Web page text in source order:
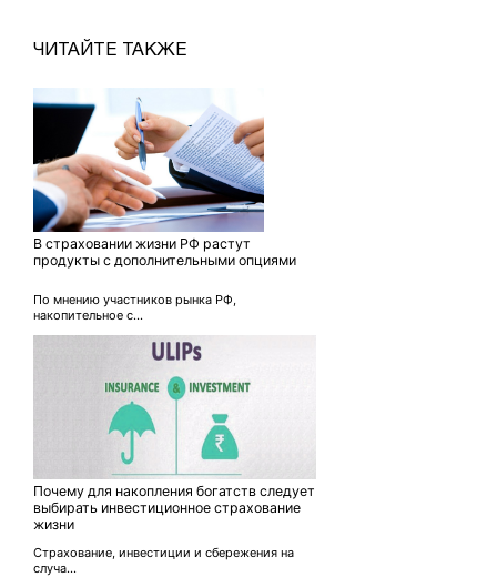
ЧИТАЙТЕ ТАКЖЕ
В страховании жизни РФ растут
продукты с дополнительными опциями
По мнению участников рынка РФ,
накопительное с...
Почему для накопления богатств следует
выбирать инвестиционное страхование
жизни
Страхование, инвестиции и сбережения на
случа...